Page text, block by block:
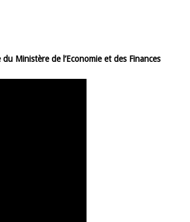
Ministère de l’Economie et des Finances